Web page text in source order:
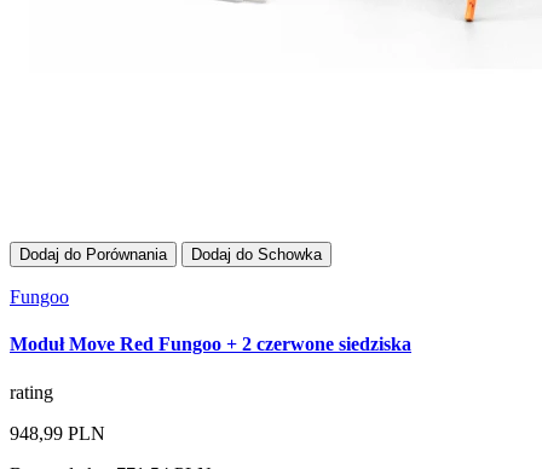
Dodaj do Porównania Dodaj do Schowka
Fungoo
Moduł Move Red Fungoo + 2 czerwone siedziska
rating
948,99 PLN